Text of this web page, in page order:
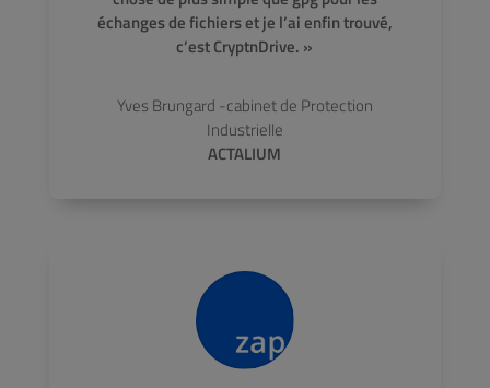
échanges de fichiers et je l’ai enfin trouvé,
c’est CryptnDrive. »
Yves Brungard -cabinet de Protection
Industrielle
ACTALIUM